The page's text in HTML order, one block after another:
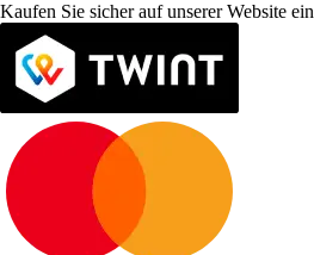
Kaufen Sie sicher auf unserer Website ein